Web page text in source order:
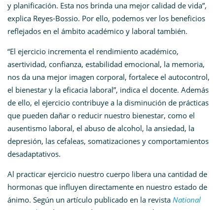
y planificación. Esta nos brinda una mejor calidad de vida”,
explica Reyes-Bossio. Por ello, podemos ver los beneficios
reflejados en el ámbito académico y laboral también.
“El ejercicio incrementa el rendimiento académico,
asertividad, confianza, estabilidad emocional, la memoria,
nos da una mejor imagen corporal, fortalece el autocontrol,
el bienestar y la eficacia laboral”, indica el docente. Además
de ello, el ejercicio contribuye a la disminución de prácticas
que pueden dañar o reducir nuestro bienestar, como el
ausentismo laboral, el abuso de alcohol, la ansiedad, la
depresión, las cefaleas, somatizaciones y comportamientos
desadaptativos.
Al practicar ejercicio nuestro cuerpo libera una cantidad de
hormonas que influyen directamente en nuestro estado de
ánimo. Según un artículo publicado en la revista National